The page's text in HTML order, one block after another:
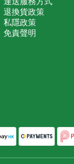
退換貨政策
私隱政策
免責聲明